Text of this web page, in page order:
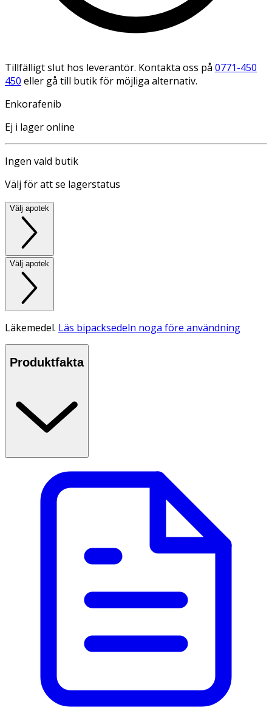
Tillfälligt slut hos leverantör. Kontakta oss på 0771-450
450 eller gå till butik för möjliga alternativ.
Enkorafenib
Ej i lager online
Ingen vald butik
Välj för att se lagerstatus
Välj apotek
Välj apotek
Läkemedel. Läs bipacksedeln noga före användning
Produktfakta